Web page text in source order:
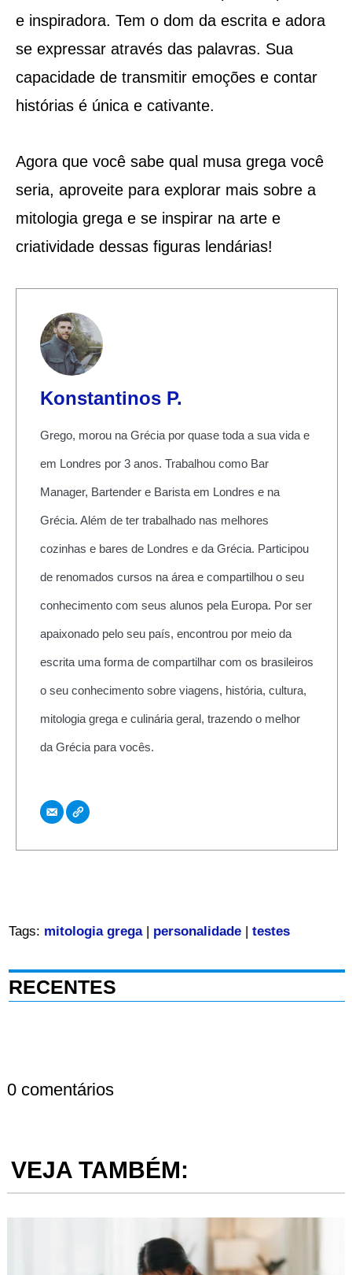
e inspiradora. Tem o dom da escrita e adora
se expressar através das palavras. Sua
capacidade de transmitir emoções e contar
histórias é única e cativante.
Agora que você sabe qual musa grega você
seria, aproveite para explorar mais sobre a
mitologia grega e se inspirar na arte e
criatividade dessas figuras lendárias!
Konstantinos P.
Grego, morou na Grécia por quase toda a sua vida e
em Londres por 3 anos. Trabalhou como Bar
Manager, Bartender e Barista em Londres e na
Grécia. Além de ter trabalhado nas melhores
cozinhas e bares de Londres e da Grécia. Participou
de renomados cursos na área e compartilhou o seu
conhecimento com seus alunos pela Europa. Por ser
apaixonado pelo seu país, encontrou por meio da
escrita uma forma de compartilhar com os brasileiros
o seu conhecimento sobre viagens, história, cultura,
mitologia grega e culinária geral, trazendo o melhor
da Grécia para vocês.
Tags: mitologia grega| personalidade| testes
RECENTES
0 comentários
VEJA TAMBÉM: